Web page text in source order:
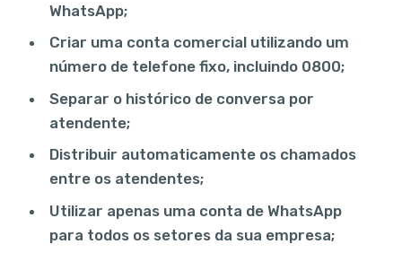
WhatsApp;
Criar uma conta comercial utilizando um
número de telefone fixo, incluindo 0800;
Separar o histórico de conversa por
atendente;
Distribuir automaticamente os chamados
entre os atendentes;
Utilizar apenas uma conta de WhatsApp
para todos os setores da sua empresa;